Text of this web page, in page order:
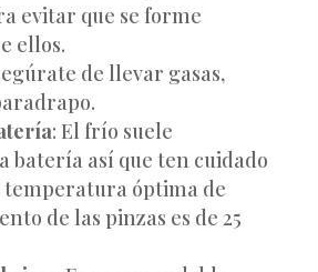
evitar que se forme
ellos.
de llevar gasas,
: El frío suele
batería así que ten cuidado
temperatura óptima de
de las pinzas es de 25